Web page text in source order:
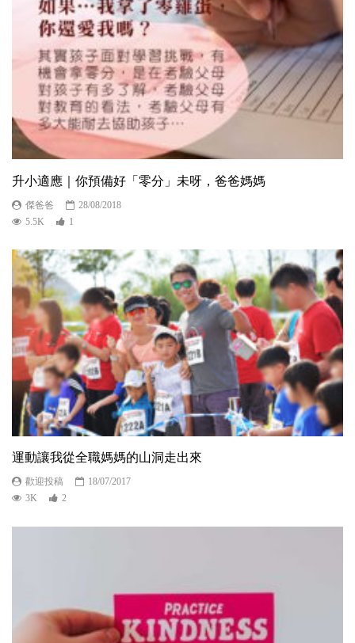
升小適應｜你預備好「零分」未呀，爸爸媽媽
傑爸爸
28/08/2018
5.5K
1
運動讓我從全職媽媽的山洞走出來
歡迎投稿
18/07/2017
3K
2